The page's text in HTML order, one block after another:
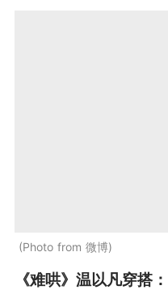
Photo from 微博
《难哄》温以凡穿搭